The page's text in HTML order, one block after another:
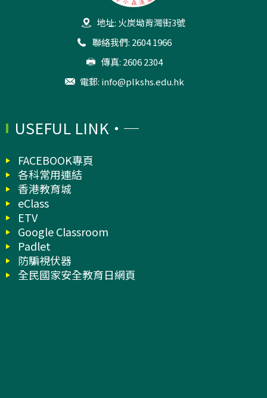
地址: 火炭坳背灣街3號
聯絡我們: 2604 1966
傳真: 2606 2304
電郵: info@plkshs.edu.hk
USEFUL LINK
FACEBOOK專頁
各科常用連結
香港教育城
eClass
ETV
Google Classroom
Padlet
防騙視伏器
全民國家安全教育日網頁